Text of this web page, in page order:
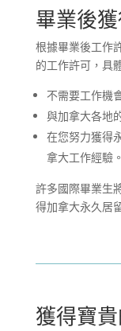
畢業後
根據畢業後工作
的工作許可，具
不需要工作機
與加拿大各地
在您努力獲得
拿大工作經驗。
許多國際畢業生
得加拿大永久居
獲得寶